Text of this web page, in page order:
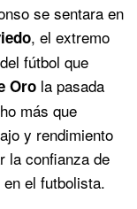
se sentara en
, el extremo
fútbol que
Oro la pasada
más que
y rendimiento
la confianza de
el futbolista.